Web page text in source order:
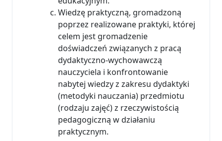
Wiedzę praktyczną, gromadzoną
poprzez realizowane praktyki, której
celem jest gromadzenie
doświadczeń związanych z pracą
dydaktyczno-wychowawczą
nauczyciela i konfrontowanie
nabytej wiedzy z zakresu dydaktyki
(metodyki nauczania) przedmiotu
(rodzaju zajęć) z rzeczywistością
pedagogiczną w działaniu
praktycznym.